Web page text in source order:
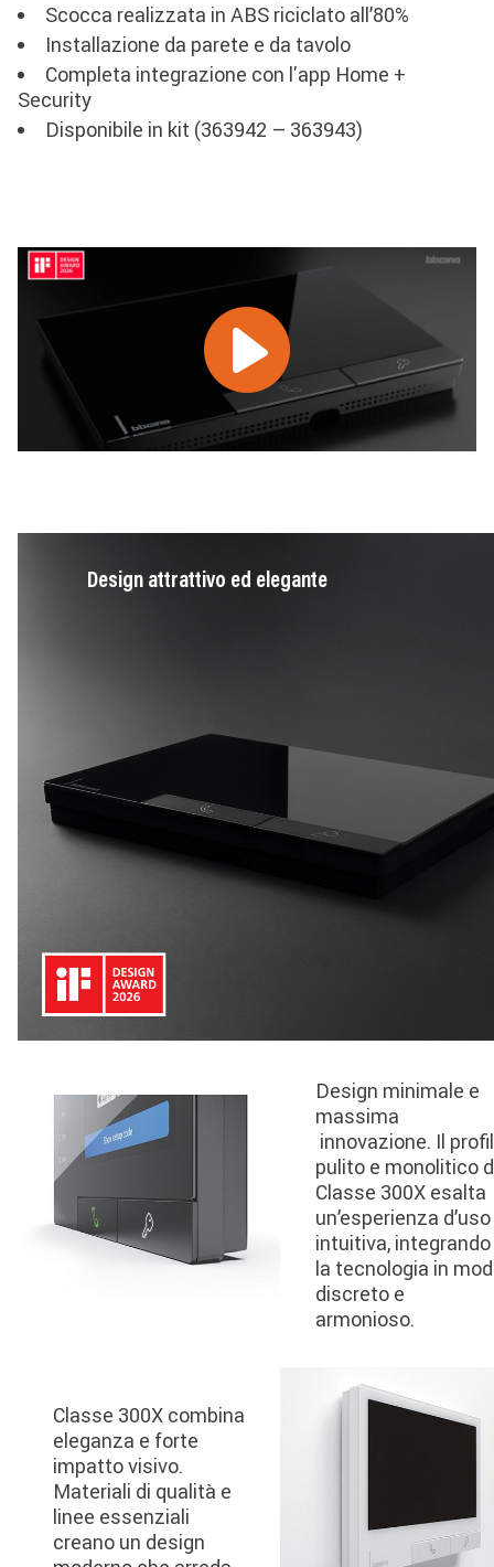
Scocca realizzata in ABS riciclato all’80%
Installazione da parete e da tavolo
Completa integrazione con l'app Home +
Security
Disponibile in kit (363942 – 363943)
Image
Design attrattivo ed elegante
Design minimale e
massima
innovazione. Il
pulito e monolitico
Classe 300X esalta
un’esperienza d’uso
intuitiva, integrando
la tecnologia in
discreto e
armonioso.
Classe 300X combina
eleganza e forte
impatto visivo.
Materiali di qualità e
linee essenziali
creano un design